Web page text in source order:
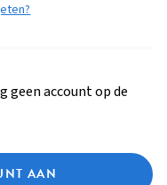
geen account op de
AAN